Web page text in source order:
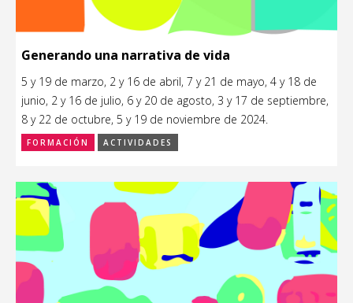
Generando una narrativa de vida
5 y 19 de marzo, 2 y 16 de abril, 7 y 21 de mayo, 4 y 18 de
junio, 2 y 16 de julio, 6 y 20 de agosto, 3 y 17 de septiembre,
8 y 22 de octubre, 5 y 19 de noviembre de 2024.
FORMACIÓN ACTIVIDADES